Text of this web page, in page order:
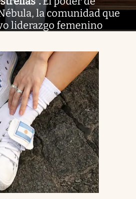
la comunidad que
liderazgo femenino